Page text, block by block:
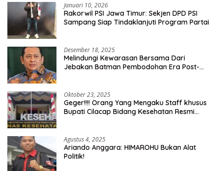
Januari 10, 2026
Rakorwil PSI Jawa Timur: Sekjen DPD PSI
Sampang Siap Tindaklanjuti Program Partai
Desember 18, 2025
Melindungi Kewarasan Bersama Dari
Jebakan Batman Pembodohan Era Post-
Oktober 23, 2025
Geger!!!! Orang Yang Mengaku Staff khusus
Bupati Cilacap Bidang Kesehatan Resmi
Agustus 4, 2025
Ariando Anggara: HIMAROHU Bukan Alat
Politik!